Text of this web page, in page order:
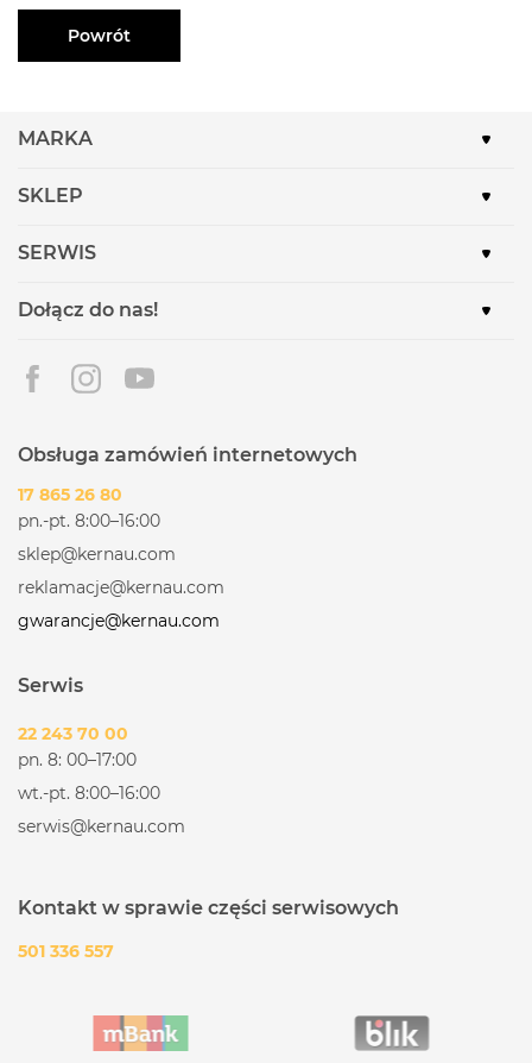
Powrót
MARKA
SKLEP
SERWIS
Dołącz do nas!
Obsługa zamówień internetowych
17 865 26 80
pn.-pt. 8:00–16:00
sklep@kernau.com
reklamacje@kernau.com
gwarancje@kernau.com
Serwis
22 243 70 00
pn. 8: 00–17:00
wt.-pt. 8:00–16:00
serwis@kernau.com
Kontakt w sprawie części serwisowych
501 336 557